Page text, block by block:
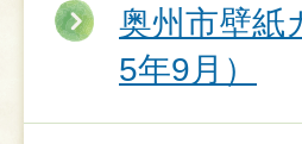
奥州市壁紙
5年9月）